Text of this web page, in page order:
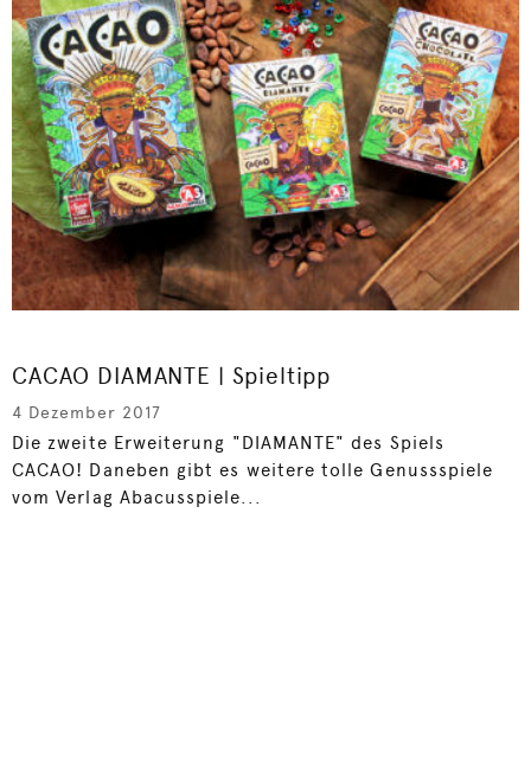
CACAO DIAMANTE | Spieltipp
4 Dezember 2017
Die zweite Erweiterung "DIAMANTE" des Spiels
CACAO! Daneben gibt es weitere tolle Genussspiele
vom Verlag Abacusspiele...